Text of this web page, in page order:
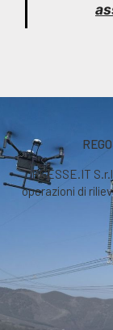
RGESSE.IT
operazioni di